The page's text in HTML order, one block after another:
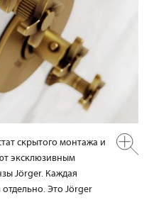
скрытого монтажа и
эксклюзивным
Jörger. Каждая
Это Jörger